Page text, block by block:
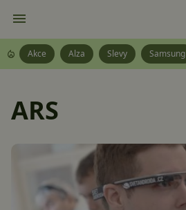
Akce Alza Slevy Samsung
ARS